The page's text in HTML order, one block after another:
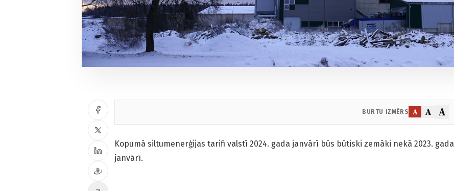
BURTU IZMĒRS A A A
Kopumā siltumenerģijas tarifi valstī 2024. gada janvārī būs būtiski zemāki nekā 2023. gada
janvārī.